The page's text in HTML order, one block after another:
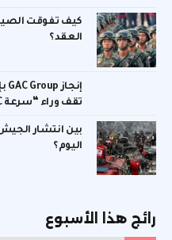
كيف تفوقت
العقد؟
تقف وراء “سرعة GAC”
بين انتشار
اليوم؟
رائج هذا الأسبوع